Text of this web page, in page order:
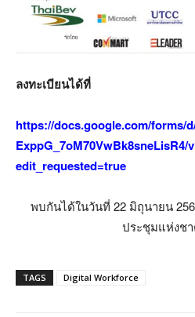
ลงทะเบียนได้ที่
https://docs.google.com/forms/
ExppG_7oM70VwBk8sneLisR4/
edit_requested=true
พบกันได้ในวันที่ 22 มิถุนายน
ประชุมแห่งช
TAGS Digital Workforce